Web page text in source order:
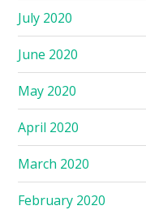
July 2020
June 2020
May 2020
April 2020
March 2020
February 2020